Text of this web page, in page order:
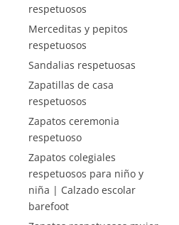
respetuosos
Merceditas y pepitos
respetuosos
Sandalias respetuosas
Zapatillas de casa
respetuosos
Zapatos ceremonia
respetuoso
Zapatos colegiales
respetuosos para niño y
niña | Calzado escolar
barefoot